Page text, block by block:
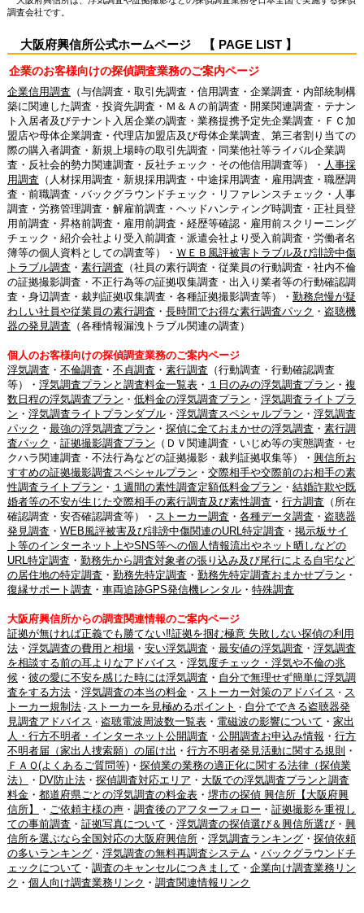
調査会社です。
大阪府興信所公式ホームページ 【 PAGE LIST 】
企業のお客様向けの探偵調査業務のご案内ページ
企業信用調査 （与信調査・取引先調査・信用調査・企業調査・内部統制構
築に関連した調査・投資先調査・Ｍ＆Ａの前調査・開業関連調査・テナン
ト入居者及びテナント入居企業の調査・業務提携予定先企業調査・ＦＣ加
盟店や母体企業調査・代理店加盟店及び母体企業調査、第三者割り当ての
際の購入者調査・新規上場時の取引先調査・同業他社等ライバル企業調
査・反社会的勢力関連調査・反社チェック・その他信用調査等）・ 人事採
用調査 （人材採用調査・新規採用調査・中途採用調査・雇用調査・職歴調
査・前職調査・バックグラウンドチェック・リファレンスチェック・人事
調査・労務管理調査・解雇前調査・ヘッドハンティング時調査・正社員登
用前調査・昇格前調査・雇用前調査・経歴等確認・雇用前スクリーニング
チェック・紹介会社より受入前調査・派遣会社より受入前調査・労働者名
簿等の個人資料としての調査等）・ ＷＥＢ風評被害トラブル及び誹謗中傷
トラブル調査 ・ 素行調査 （社員の素行調査・従業員の行動調査・社内不倫
の証拠撮影調査・不正行為等の証拠収集調査・出入り業者等の行動確認調
査・身辺調査・裁判証拠収集調査・各種証拠撮影調査等）・ 勤務怠慢が疑
わしい社員や従業員の素行調査 ・ 長時間でお得な素行調査パック ・ 盗聴機
器の発見調査 （各種情報漏洩トラブル関連の調査）
個人のお客様向けの探偵調査業務のご案内ページ
浮気調査 ・ 不倫調査 ・ 不貞調査 ・ 素行調査 （行動調査・行動確認調査
等）・ 浮気調査プランと調査料金一覧表・ １日のみの浮気調査プラン ・ 複
数日程の浮気調査プラン ・ 低料金の浮気調査プラン ・ 浮気調査ライトプラ
ン ・ 浮気調査ライトプランダブル・ 浮気調査スペシャルプラン ・ 浮気調査
パック ・ 最強の浮気調査プラン ・ 探偵に全ておまかせの浮気調査 ・ 素行調
査パック ・ 証拠撮影調査プラン （ＤＶ関連調査・いじめ等の実態調査・セ
クハラ関連調査・不法行為などの証拠撮影・裁判証拠収集等）・ 興信所お
すすめの証拠撮影調査スペシャルプラン ・ 交際相手や交際前のお相手の素
性調査ライトプラン ・ １週間の素性調査定額低料金プラン ・ 結婚詐欺や既
婚者等の不安が生じた交際相手の素行調査及び素性調査 ・ 行方調査 （所在
確認調査・安否確認調査等）・ ストーカー調査 ・ 各種データ調査 ・ 盗聴器
発見調査 ・ WEB風評被害及び誹謗中傷関連のURL特定調査 ・ 掲示板サイ
ト等のインターネット上やSNS等への個人情報流出やネット晒しなどの
URL特定調査 ・ 勤務先から調査対象者の張り込み及び尾行による自宅など
の居住地の特定調査 ・ 勤務先特定調査 ・ 勤務先特定調査おまかせプラン ・
復縁サポート調査 ・ 車両追跡GPS発信機レンタル・ 特殊調査
大阪府興信所からの調査関連情報のご案内ページ
証拠が無ければ正義でも勝てない‼証拠を掴む極意 失敗しない探偵の利用
法・ 浮気調査の費用と相場・ 安い浮気調査 ・ 最安値の浮気調査 ・ 浮気調査
を相談する前の耳よりなアドバイス ・ 浮気度チェック・浮気や不倫の兆
候・ 彼の愛に不安を感じた時には浮気調査 ・ 自分で無理せず簡単に浮気調
査をする方法・ 浮気調査の本当の料金・ ストーカー対策のアドバイス ・ ス
トーカー規制法・ ストーカーを見極めるポイント ・ 自分でできる盗聴器発
見調査アドバイス ・ 盗聴電波周波数一覧表・ 電磁波の影響について ・ 家出
人・行方不明者・インターネット公開調査 ・ 公開調査お申込み情報 ・ 行方
不明者届（家出人捜索願）の届け出 ・ 行方不明者発見活動に関する規則 ・
ＦＡＱ(よくあるご質問等)・ 探偵業の業務の適正化に関する法律（探偵業
法）
・ DV防止法・ 探偵調査対応エリア ・ 大阪での浮気調査プランと調査
料金・ 都道府県ごとの浮気調査の料金表・ 堺市の探偵 興信所【大阪府興
信所】
・ ご依頼主様の声・ 調査後のアフターフォロー ・ 証拠撮影を重視し
ての事前調査 ・ 証拠写真について ・ 浮気調査の探偵選び＆興信所選び・ 興
信所を選ぶなら全国対応の大阪府興信所・ 浮気調査ランキング・ 探偵依頼
の多いランキング・ 浮気調査の無料再調査システム ・ バックグラウンドチ
ェックについて ・ 調査のキャンセルにつきまして ・ 企業向け調査業務リン
ク ・ 個人向け調査業務リンク ・ 調査関連情報リンク